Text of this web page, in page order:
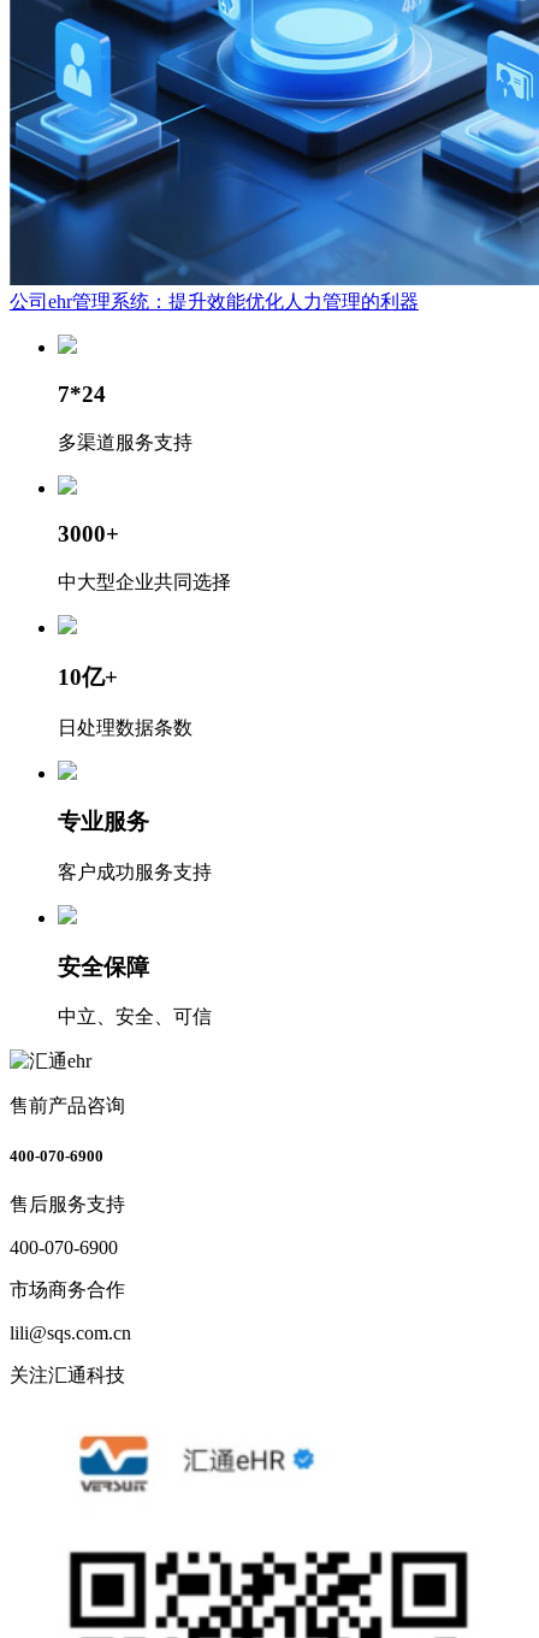
公司ehr管理系统：提升效能优化人力管理的利器
7*24
多渠道服务支持
3000+
中大型企业共同选择
10亿+
日处理数据条数
专业服务
客户成功服务支持
安全保障
中立、安全、可信
售前产品咨询
400-070-6900
售后服务支持
400-070-6900
市场商务合作
lili@sqs.com.cn
关注汇通科技